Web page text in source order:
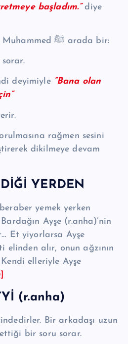
başladım.”diye
Oyun uzun sürer, Hz. Muhammed ﷺ arada bir:
deyimiyle “Bana olan
dikilmeye devam
YERDEN
yemek yerken
Ayşe (r.anha)’nin
Et yiyorlarsa Ayşe
elinden alır, onun ağzının
Kendi elleriyle Ayşe
(r.anha)
Bir arkadaşı uzun
bir soru sorar.